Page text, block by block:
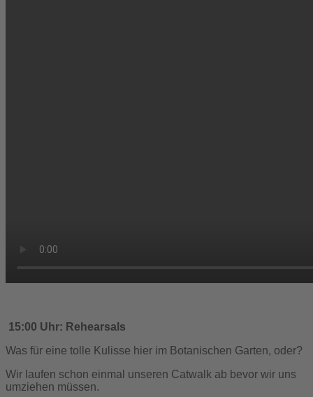
15:00 Uhr: Rehearsals
Was für eine tolle Kulisse hier im Botanischen Garten, oder?
Wir laufen schon einmal unseren Catwalk ab bevor wir uns
umziehen müssen.